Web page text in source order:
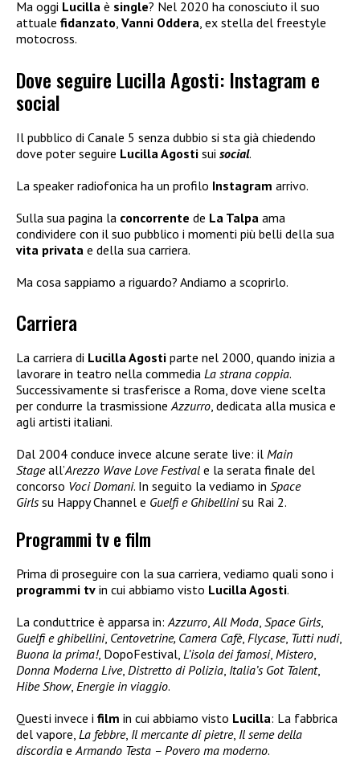
Ma oggi Lucilla è single? Nel 2020 ha conosciuto il suo
attuale fidanzato, Vanni Oddera, ex stella del freestyle
motocross.
Dove seguire Lucilla Agosti: Instagram e
social
Il pubblico di Canale 5 senza dubbio si sta già chiedendo
dove poter seguire Lucilla Agosti sui social.
La speaker radiofonica ha un profilo Instagram arrivo.
Sulla sua pagina la concorrente de La Talpa ama
condividere con il suo pubblico i momenti più belli della sua
vita privata e della sua carriera.
Ma cosa sappiamo a riguardo? Andiamo a scoprirlo.
Carriera
La carriera di Lucilla Agosti parte nel 2000, quando inizia a
lavorare in teatro nella commedia La strana coppia.
Successivamente si trasferisce a Roma, dove viene scelta
per condurre la trasmissioneAzzurro, dedicata alla musica e
agli artisti italiani.
Dal 2004 conduce invece alcune serate live: il Main
Stageall’Arezzo Wave Love Festival e la serata finale del
concorso Voci Domani. In seguito la vediamo in Space
Girlssu Happy Channel e Guelfi e Ghibellinisu Rai 2.
Programmi tv e film
Prima di proseguire con la sua carriera, vediamo quali sono i
programmi tv in cui abbiamo visto Lucilla Agosti.
La conduttrice è apparsa in: Azzurro All Moda Space Girls,
Guelfi e ghibellini, Centovetrine, Camera Cafè, Flycase, Tutti nudi,
Buona la prima!, DopoFestival, L’isola dei famosi, Mistero
Donna Moderna Live, Distretto di Polizia Italia’s Got Talent,
Hibe Show, Energie in viaggio.
Questi invece i film in cui abbiamo visto Lucilla: La fabbrica
del vapore, La febbre, Il mercante di pietre, Il seme della
discordia e Armando Testa – Povero ma moderno.